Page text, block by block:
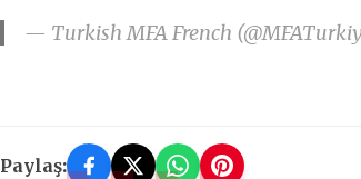
— Turkish MFA French
Paylaş: